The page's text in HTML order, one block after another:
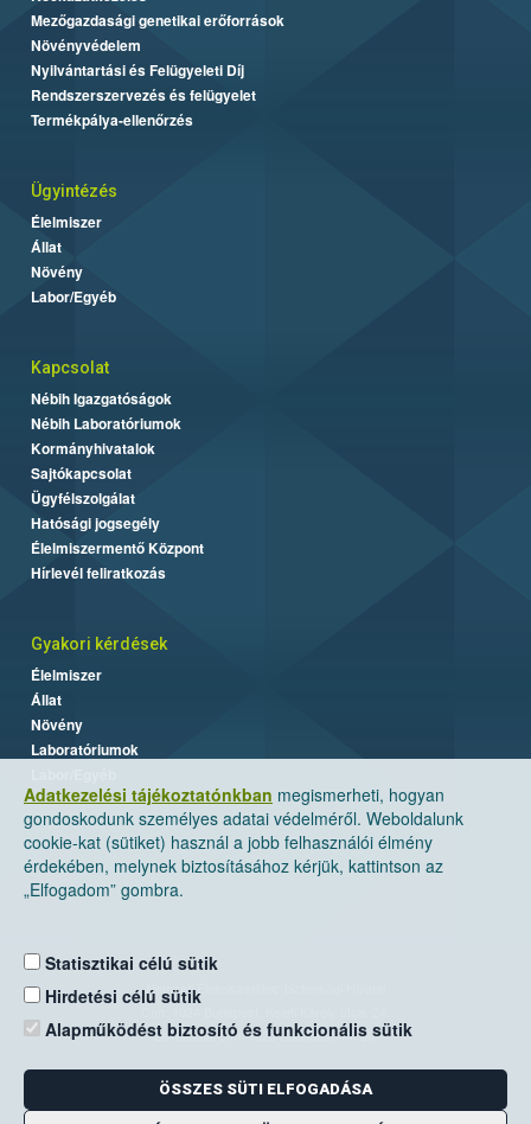
Adatkezelési tájékoztatónkban megismerheti, hogyan
gondoskodunk személyes adatai védelméről. Weboldalunk
cookie-kat (sütiket) használ a jobb felhasználói élmény
érdekében, melynek biztosításához kérjük, kattintson az
„Elfogadom” gombra.
Statisztikai célú sütik
Hirdetési célú sütik
Alapműködést biztosító és funkcionális sütik
ÖSSZES SÜTI ELFOGADÁSA
Mezőgazdasági genetikai erőforrások
Növényvédelem
Nyilvántartási és Felügyeleti Díj
Rendszerszervezés és felügyelet
Termékpálya-ellenőrzés
Ügyintézés
Élelmiszer
Állat
Növény
Labor/Egyéb
Kapcsolat
Nébih Igazgatóságok
Nébih Laboratóriumok
Kormányhivatalok
Sajtókapcsolat
Ügyfélszolgálat
Hatósági jogsegély
Élelmiszermentő Központ
Hírlevél feliratkozás
Gyakori kérdések
Élelmiszer
Állat
Növény
Laboratóriumok
Nemzeti Élelmiszerlánc-biztonsági Hivatal
Levelezési cím: 1525 Budapest. Pf. 30.
E-mail:ugyfelszolgalat@nebih.gov.hu